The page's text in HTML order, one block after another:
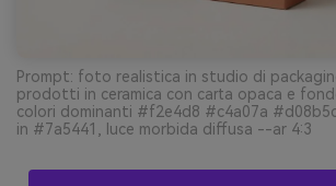
Prompt: foto realistica in studio di
prodotti in ceramica con carta opaca e
colori dominanti #f2e4d8 #c4a07a
in #7a5441, luce morbida diffusa --ar 4:3